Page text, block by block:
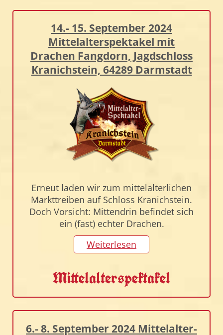
14.- 15. September 2024
Mittelalterspektakel mit
Drachen Fangdorn, Jagdschloss
Kranichstein, 64289 Darmstadt
Erneut laden wir zum mittelalterlichen
Markttreiben auf Schloss Kranichstein.
Doch Vorsicht: Mittendrin befindet sich
ein (fast) echter Drachen.
Weiterlesen
Mittelalterspektakel
6.- 8. September 2024 Mittelalter-